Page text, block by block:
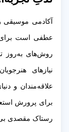
آکادمی
عطفی است برای
روش‌های به‌روز
نیازهای
علاقه‌مندان و
برای پرورش
رستاک مقصدی